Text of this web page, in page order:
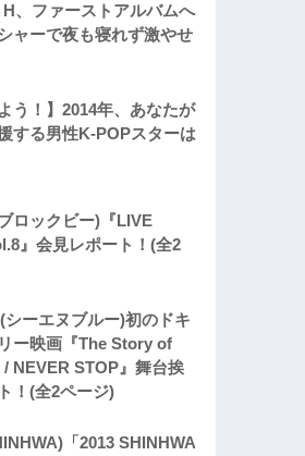
H、ファーストアルバムへ
ャーで夜も寝れず激やせ
う！】2014年、あなたが
する男性K-POPスターは
ロックビー)『LIVE
』会見レポート！(全2
ーエヌブルー)初のドキ
ー映画『The Story of
NEVER STOP』舞台挨
！(全2ページ)
「2013 SHINHWA